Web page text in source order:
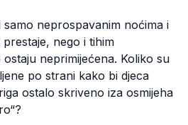
neprospavanim noćima i
nego i tihim
neprimijećena. Koliko su
po strani kako bi djeca
ostalo skriveno iza osmijeha